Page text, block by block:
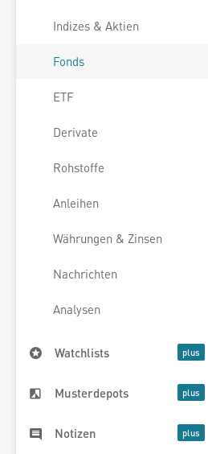
Indizes & Aktien
Fonds
ETF
Derivate
Rohstoffe
Anleihen
Währungen & Zinsen
Nachrichten
Analysen
Watchlists
Musterdepots
Notizen